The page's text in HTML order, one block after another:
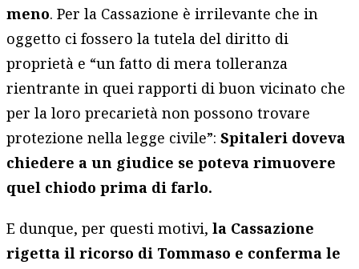
meno. Per la Cassazione è irrilevante che in
oggetto ci fossero la tutela del diritto di
proprietà e “un fatto di mera tolleranza
rientrante in quei rapporti di buon vicinato che
per la loro precarietà non possono trovare
protezione nella legge civile”:Spitaleri doveva
chiedere a un giudice se poteva rimuovere
quel chiodo prima di farlo.
E dunque, per questi motivi, la Cassazione
rigetta il ricorso di Tommaso e conferma le